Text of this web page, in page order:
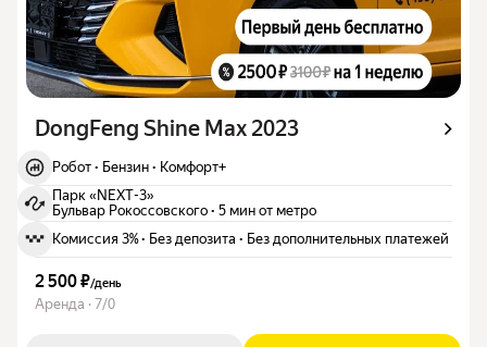
DongFeng Shine Max 2023
Робот · Бензин · Комфорт+
Парк «NEXT-3»
Бульвар Рокоссовского · 5 мин от метро
Комиссия 3%· Без депозита · Без дополнительных платежей
2 500 ₽/день
Аренда · 7/0